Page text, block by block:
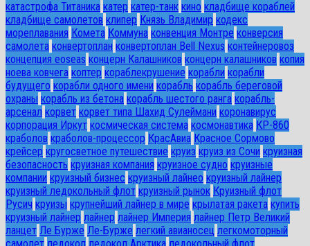
катастрофа Титаника катер катер-танк кино кладбище кораблей
кладбище самолетов клипер Князь Владимир кодекс
мореплавания Комета Коммуна конвенция Монтре конверсия
самолета конвертоплан конвертоплан Bell Nexus контейнеровоз
концепция eoseas концерн Калашников концерн калашников копия
ноева ковчега коптер кораблекрушение корабли корабли
будущего корабли одного имени корабль корабль береговой
охраны корабль из бетона корабль шестого ранга корабль-
арсенал корвет корвет типа Шахид Сулеймани коронавирус
корпорация Иркут космическая система космонавтика КР-860
краболов краболов-процессор КрасАвиа Красное Сормово
крейсер кругосветное путешествие круиз круиз из Сочи круизная
безопасность круизная компания круизное судно круизные
компании круизный бизнес круизный лайнео круизный лайнер
круизный ледокольный флот круизный рынок Круизный флот
Русич круизы крупнейший лайнер в мире крылатая ракета купить
круизный лайнер лайнер лайнер Империя лайнер Петр Великий
ланцет Ле Бурже Ле-Бурже легкий авианосец легкомоторный